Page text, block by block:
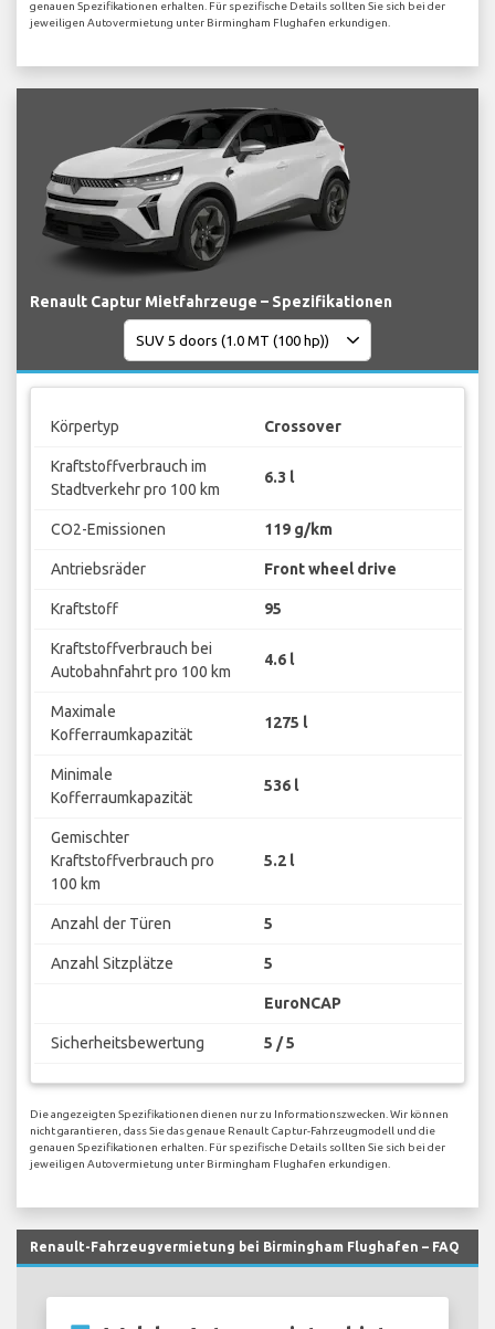
genauen Spezifikationen erhalten. Für spezifische Details sollten Sie sich bei der
jeweiligen Autovermietung unter Birmingham Flughafen erkundigen.
Renault Captur Mietfahrzeuge – Spezifikationen
Körpertyp Crossover
Kraftstoffverbrauch im
Stadtverkehr pro 100 km
6.3 l
CO2-Emissionen 119 g/km
Antriebsräder Front wheel drive
Kraftstoff 95
Kraftstoffverbrauch bei
Autobahnfahrt pro 100 km
4.6 l
Maximale
Kofferraumkapazität
1275 l
Minimale
Kofferraumkapazität
536 l
Gemischter
Kraftstoffverbrauch pro
100 km
5.2 l
Anzahl der Türen 5
Anzahl Sitzplätze 5
EuroNCAP
Sicherheitsbewertung 5 / 5
Die angezeigten Spezifikationen dienen nur zu Informationszwecken. Wir können
nicht garantieren, dass Sie das genaue Renault Captur-Fahrzeugmodell und die
genauen Spezifikationen erhalten. Für spezifische Details sollten Sie sich bei der
jeweiligen Autovermietung unter Birmingham Flughafen erkundigen.
Renault-Fahrzeugvermietung bei Birmingham Flughafen – FAQ